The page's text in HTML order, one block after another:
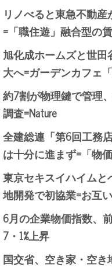
リノべると東急不動
=「職住遊」融合型の
旭化成ホームズと世
大へ=ガーデンカフェ
約7割が物理鍵で管理
調査=Nature
全建総連「第6回工務
は十分に進まず=「物
東京セキスイハイム
地開発で初協業=お互
6月の企業物価指数、
7・1%上昇
国交省、空き家・空